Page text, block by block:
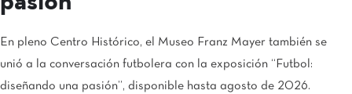
En pleno Centro Histórico, el Museo Franz Mayer también se
unió a la conversación futbolera con la exposición “Futbol:
diseñando una pasión”, disponible hasta agosto de 2026.